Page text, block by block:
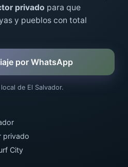
privado para que
y pueblos con total
por WhatsApp
de El Salvador.
privado
City